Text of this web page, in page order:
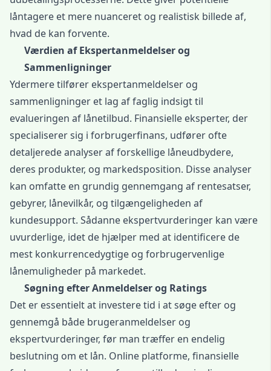
låntagere et mere nuanceret og realistisk billede af,
hvad de kan forvente.
Værdien af Ekspertanmeldelser og
Sammenligninger
Ydermere tilfører ekspertanmeldelser og
sammenligninger et lag af faglig indsigt til
evalueringen af lånetilbud. Finansielle eksperter, der
specialiserer sig i forbrugerfinans, udfører ofte
detaljerede analyser af forskellige låneudbydere,
deres produkter, og markedsposition. Disse analyser
kan omfatte en grundig gennemgang af rentesatser,
gebyrer, lånevilkår, og tilgængeligheden af
kundesupport. Sådanne ekspertvurderinger kan være
uvurderlige, idet de hjælper med at identificere de
mest konkurrencedygtige og forbrugervenlige
lånemuligheder på markedet.
Søgning efter Anmeldelser og Ratings
Det er essentielt at investere tid i at søge efter og
gennemgå både brugeranmeldelser og
ekspertvurderinger, før man træffer en endelig
beslutning om et lån. Online platforme, finansielle